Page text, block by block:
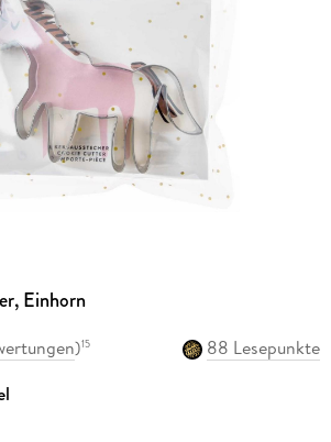
Einhorn
)15
88 Lesepunkte